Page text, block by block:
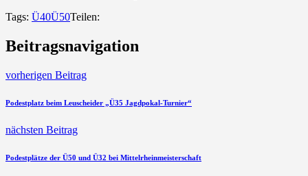
Tags: Ü40Ü50Teilen:
Beitragsnavigation
vorherigen Beitrag
Podestplatz beim Leuscheider „Ü35 Jagdpokal-Turnier“
nächsten Beitrag
Podestplätze der Ü50 und Ü32 bei Mittelrheinmeisterschaft